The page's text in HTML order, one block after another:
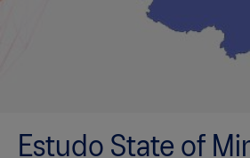
Estudo State of